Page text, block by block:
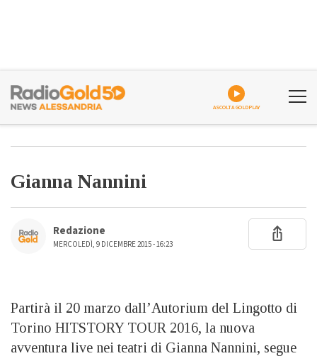
ASCOLTA GOLDPLAY
Gianna Nannini
Redazione
MERCOLEDÌ, 9 DICEMBRE 2015 - 16:23
Partirà il 20 marzo dall’Autorium del Lingotto di
Torino HITSTORY TOUR 2016, la nuova
avventura live nei teatri di Gianna Nannini, segue